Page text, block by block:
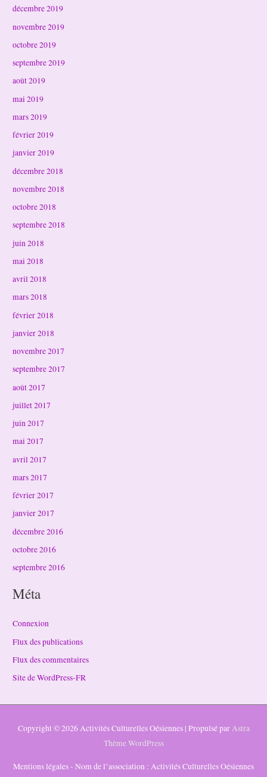
décembre 2019
novembre 2019
octobre 2019
septembre 2019
août 2019
mai 2019
mars 2019
février 2019
janvier 2019
décembre 2018
novembre 2018
octobre 2018
septembre 2018
juin 2018
mai 2018
avril 2018
mars 2018
février 2018
janvier 2018
novembre 2017
septembre 2017
août 2017
juillet 2017
juin 2017
mai 2017
avril 2017
mars 2017
février 2017
janvier 2017
décembre 2016
octobre 2016
septembre 2016
Méta
Connexion
Flux des publications
Flux des commentaires
Site de WordPress-FR
Copyright © 2026Activités Culturelles Oésiennes | Propulsé parAstra
Thème WordPress
Mentions légales - Nom de l’association : Activités Culturelles Oésiennes